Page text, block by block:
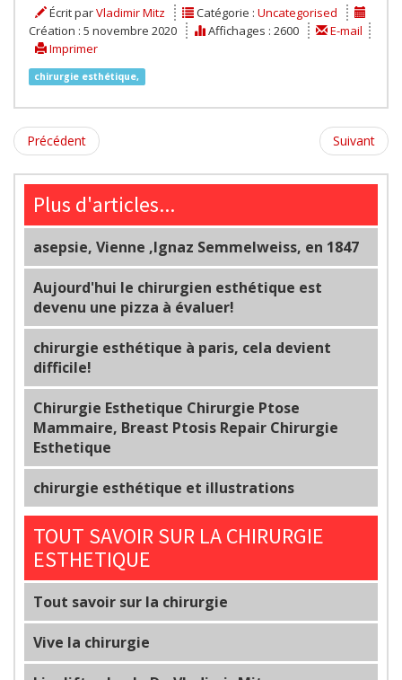
Écrit parVladimir Mitz Catégorie : Uncategorised
Création : 5 novembre 2020
Affichages : 2600
E-mail
Imprimer
chirurgie esthétique,
Précédent Suivant
Plus d'articles...
asepsie, Vienne ,Ignaz Semmelweiss, en 1847
Aujourd'hui le chirurgien esthétique est
devenu une pizza à évaluer!
chirurgie esthétique à paris, cela devient
difficile!
Chirurgie Esthetique Chirurgie Ptose
Mammaire, Breast Ptosis Repair Chirurgie
Esthetique
chirurgie esthétique et illustrations
TOUT SAVOIR SUR LA CHIRURGIE
ESTHETIQUE
Tout savoir sur la chirurgie
Vive la chirurgie